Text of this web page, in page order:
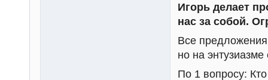
Игорь делает
нас за собой.
Все
но на
По 1 вопросу: